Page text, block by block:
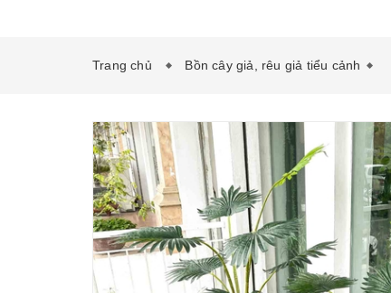
Trang chủ Bồn cây giả, rêu giả tiểu cảnh